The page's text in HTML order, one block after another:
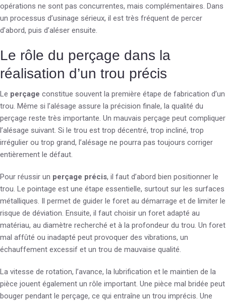
opérations ne sont pas concurrentes, mais complémentaires. Dans
un processus d’usinage sérieux, il est très fréquent de percer
d’abord, puis d’aléser ensuite.
Le rôle du perçage dans la
réalisation d’un trou précis
Le perçage constitue souvent la première étape de fabrication d’un
trou. Même si l’alésage assure la précision finale, la qualité du
perçage reste très importante. Un mauvais perçage peut compliquer
l’alésage suivant. Si le trou est trop décentré, trop incliné, trop
irrégulier ou trop grand, l’alésage ne pourra pas toujours corriger
entièrement le défaut.
Pour réussir un perçage précis, il faut d’abord bien positionner le
trou. Le pointage est une étape essentielle, surtout sur les surfaces
métalliques. Il permet de guider le foret au démarrage et de limiter le
risque de déviation. Ensuite, il faut choisir un foret adapté au
matériau, au diamètre recherché et à la profondeur du trou. Un foret
mal affûté ou inadapté peut provoquer des vibrations, un
échauffement excessif et un trou de mauvaise qualité.
La vitesse de rotation, l’avance, la lubrification et le maintien de la
pièce jouent également un rôle important. Une pièce mal bridée peut
bouger pendant le perçage, ce qui entraîne un trou imprécis. Une